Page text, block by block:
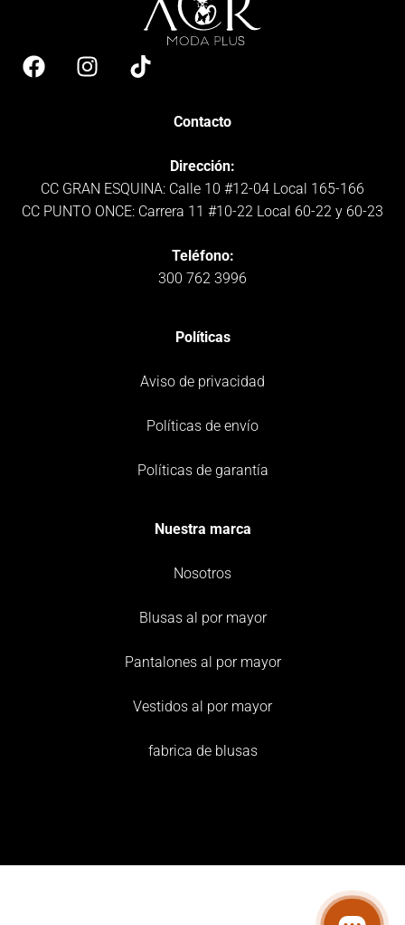
Contacto
Dirección:
CC GRAN ESQUINA: Calle 10 #12-04 Local 165-166
CC PUNTO ONCE: Carrera 11 #10-22 Local 60-22 y 60-23
Teléfono:
300 762 3996
Políticas
Aviso de privacidad
Políticas de envío
Políticas de garantía
Nuestra marca
Nosotros
Blusas al por mayor
Pantalones al por mayor
Vestidos al por mayor
fabrica de blusas